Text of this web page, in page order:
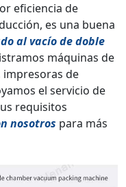
eficiencia de
es una buena
al vacío de doble
máquinas de
impresoras de
el servicio de
requisitos
nosotros para más